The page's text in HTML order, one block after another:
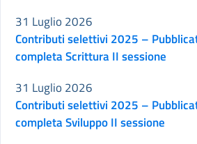
Contributi selettivi 2025 –
completa Scrittura II sessione
31 Luglio 2026
Contributi selettivi 2025 –
completa Sviluppo II sessione
31 Luglio 2026